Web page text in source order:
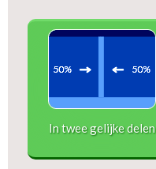
In twee gelijke delen